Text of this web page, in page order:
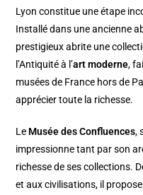
Lyon constitue une étape
Installé dans une ancienne
prestigieux abrite une
l’Antiquité à l’art moderne,
musées de France hors de
apprécier toute la richesse.
Le Musée des Confluences,
impressionne tant par son
richesse de ses collections.
et aux civilisations, il